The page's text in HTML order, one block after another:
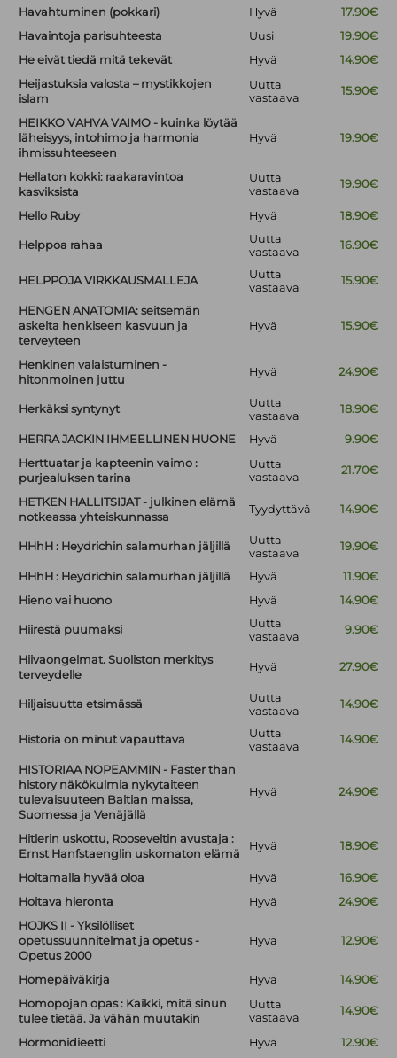
Havahtuminen (pokkari) Hyvä
17.90€
Havaintoja parisuhteesta
Uusi
19.90€
He eivät tiedä mitä tekevät
Hyvä
14.90€
Heijastuksia valosta – mystikkojen
islam
Uutta
vastaava
15.90€
HEIKKO VAHVA VAIMO - kuinka löytää
läheisyys, intohimo ja harmonia
ihmissuhteeseen
Hyvä 19.90€
Hellaton kokki: raakaravintoa
kasviksista
Uutta
vastaava
19.90€
Hello Ruby Hyvä 18.90€
Helppoa rahaa
Uutta
vastaava
16.90€
HELPPOJA VIRKKAUSMALLEJA
Uutta
vastaava
15.90€
HENGEN ANATOMIA: seitsemän
askelta henkiseen kasvuun ja
terveyteen
Hyvä 15.90€
Henkinen valaistuminen -
hitonmoinen juttu
Hyvä 24.90€
Herkäksi syntynyt
Uutta
vastaava
18.90€
HERRA JACKIN IHMEELLINEN HUONE Hyvä
9.90€
Herttuatar ja kapteenin vaimo :
purjealuksen tarina
Uutta
vastaava
21.70€
HETKEN HALLITSIJAT - julkinen elämä
notkeassa yhteiskunnassa
Tyydyttävä 14.90€
HHhH : Heydrichin salamurhan jäljillä
Uutta
vastaava
19.90€
HHhH : Heydrichin salamurhan jäljillä Hyvä
11.90€
Hieno vai huono
Hyvä 14.90€
Hiirestä puumaksi
Uutta
vastaava
9.90€
Hiivaongelmat. Suoliston merkitys
terveydelle
Hyvä 27.90€
Hiljaisuutta etsimässä
Uutta
vastaava
14.90€
Historia on minut vapauttava
Uutta
vastaava
14.90€
HISTORIAA NOPEAMMIN - Faster than
history näkökulmia nykytaiteen
tulevaisuuteen Baltian maissa,
Suomessa ja Venäjällä
Hyvä 24.90€
Hitlerin uskottu, Rooseveltin avustaja :
Ernst Hanfstaenglin uskomaton elämä
Hyvä 18.90€
Hoitamalla hyvää oloa Hyvä
16.90€
Hoitava hieronta
Hyvä
24.90€
HOJKS II - Yksilölliset
opetussuunnitelmat ja opetus -
Opetus 2000
Hyvä 12.90€
Homepäiväkirja Hyvä
14.90€
Homopojan opas : Kaikki, mitä sinun
tulee tietää. Ja vähän muutakin
Uutta
vastaava
14.90€
Hormonidieetti Hyvä 12.90€